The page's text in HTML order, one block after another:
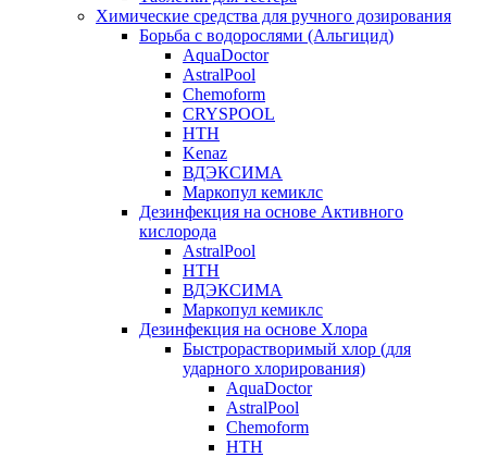
Химические средства для ручного дозирования
Борьба с водорослями (Альгицид)
AquaDoctor
AstralPool
Chemoform
CRYSPOOL
HTH
Kenaz
ВДЭКСИМА
Маркопул кемиклс
Дезинфекция на основе Активного
кислорода
AstralPool
HTH
ВДЭКСИМА
Маркопул кемиклс
Дезинфекция на основе Хлора
Быстрорастворимый хлор (для
ударного хлорирования)
AquaDoctor
AstralPool
Chemoform
HTH